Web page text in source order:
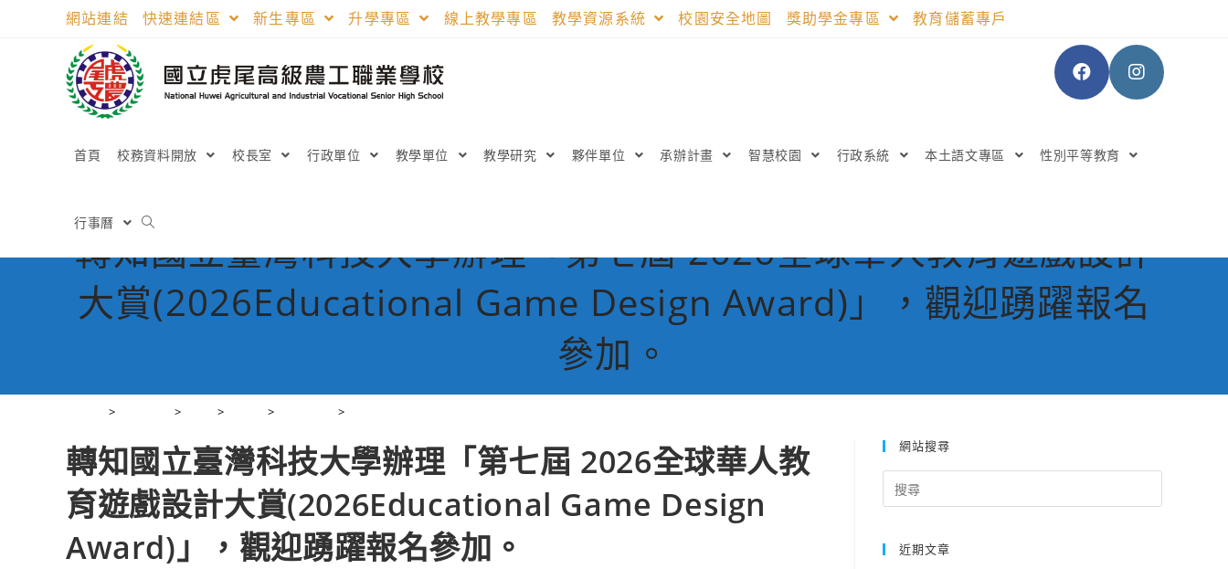
網站連結 快速連結區 新生專區 升學專區 線上教學專區 教學資源系統 校園安全地圖 獎助學金專區 教育儲蓄專戶
首頁 校務資料開放 校長室 行政單位 教學單位 教學研究 夥伴單位 承辦計畫 智慧校園 行政系統 本土語文專區 性別平等教育
行事曆
轉知國立臺灣科技大學辦理「第七屆 2026全球華人教育遊戲設計
大賞(2026Educational Game Design Award)」，觀迎踴躍報名
參加。
> > > > >
轉知國立臺灣科技大學辦理「第七屆 2026全球華人教
育遊戲設計大賞(2026Educational Game Design
Award)」，觀迎踴躍報名參加。
網站搜尋
for:
近期文章